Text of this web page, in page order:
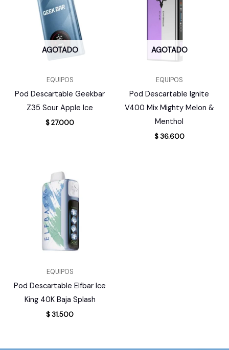
AGOTADO
EQUIPOS
Pod Descartable Geekbar
Z35 Sour Apple Ice
$27.000
AGOTADO
EQUIPOS
Pod Descartable Ignite
V400 Mix Mighty Melon &
Menthol
$36.600
EQUIPOS
Pod Descartable Elfbar Ice
King 40K Baja Splash
$ 31.500